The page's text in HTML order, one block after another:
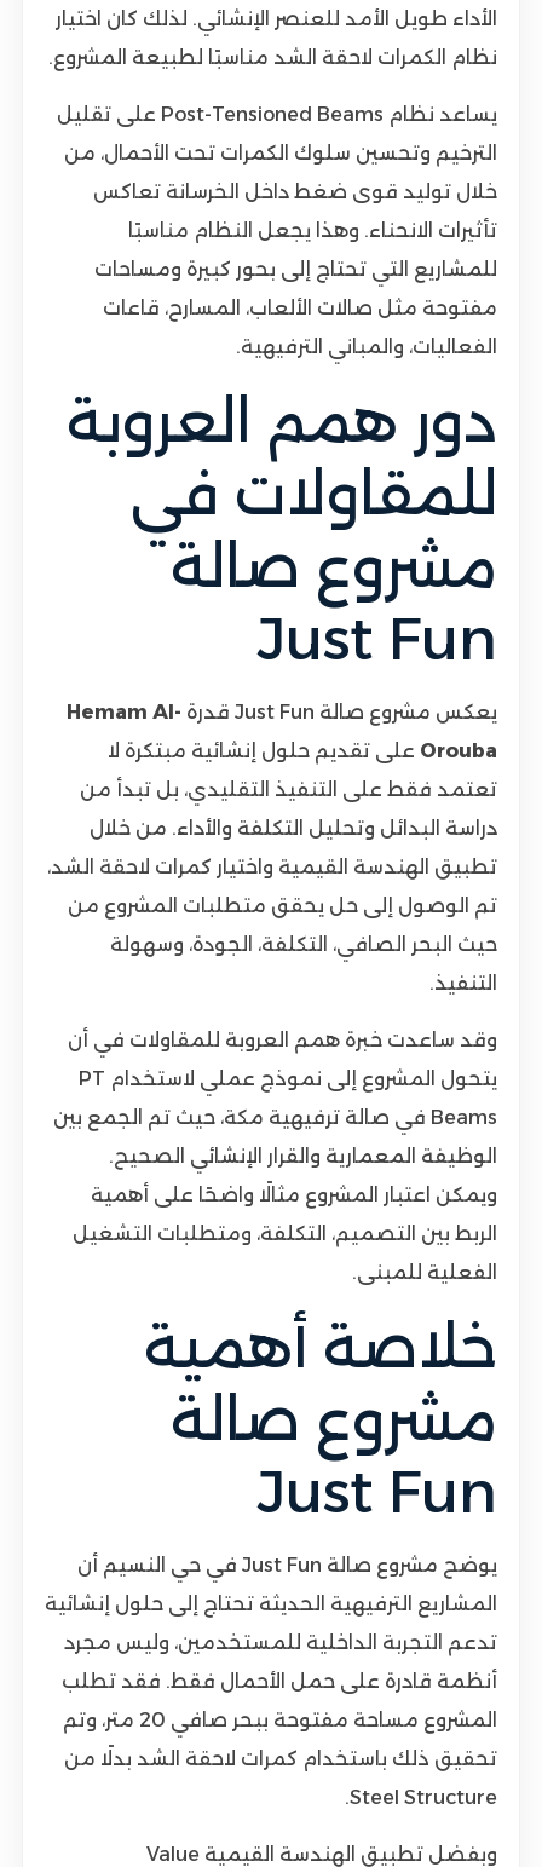
الأداء طويل الأمد للعنصر الإنشائي. لذلك كان اختيار
نظام الكمرات لاحقة الشد مناسبًا لطبيعة المشروع.
يساعد نظام Post-Tensioned Beams على تقليل
الترخيم وتحسين سلوك الكمرات تحت الأحمال، من
خلال توليد قوى ضغط داخل الخرسانة تعاكس
تأثيرات الانحناء. وهذا يجعل النظام مناسبًا
للمشاريع التي تحتاج إلى بحور كبيرة ومساحات
مفتوحة مثل صالات الألعاب، المسارح، قاعات
الفعاليات، والمباني الترفيهية.
دور همم العروبة
للمقاولات في
مشروع صالة
Just Fun
يعكس مشروع صالة Just Fun قدرة
Hemam Al-
Orouba على تقديم حلول إنشائية مبتكرة لا
تعتمد فقط على التنفيذ التقليدي، بل تبدأ من
دراسة البدائل وتحليل التكلفة والأداء. من خلال
تطبيق الهندسة القيمية واختيار كمرات لاحقة الشد،
تم الوصول إلى حل يحقق متطلبات المشروع من
حيث البحر الصافي، التكلفة، الجودة، وسهولة
التنفيذ.
وقد ساعدت خبرة همم العروبة للمقاولات في أن
يتحول المشروع إلى نموذج عملي لاستخدام PT
Beams في صالة ترفيهية مكة، حيث تم الجمع بين
الوظيفة المعمارية والقرار الإنشائي الصحيح.
ويمكن اعتبار المشروع مثالًا واضحًا على أهمية
الربط بين التصميم، التكلفة، ومتطلبات التشغيل
الفعلية للمبنى.
خلاصة أهمية
مشروع صالة
Just Fun
يوضح مشروع صالة Just Fun في حي النسيم أن
المشاريع الترفيهية الحديثة تحتاج إلى حلول إنشائية
تدعم التجربة الداخلية للمستخدمين، وليس مجرد
أنظمة قادرة على حمل الأحمال فقط. فقد تطلب
المشروع مساحة مفتوحة ببحر صافي 20 متر، وتم
تحقيق ذلك باستخدام كمرات لاحقة الشد بدلًا من
Steel Structure.
وبفضل تطبيق الهندسة القيمية Value